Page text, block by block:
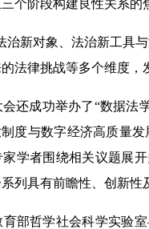
个阶段构建良性关系的
新对象、法治新工具与
法律挑战等多个维度，
成功举办了“数据法学
度与数字经济高质量
学者围绕相关议题展
列具有前瞻性、创新性
哲学社会科学实验室